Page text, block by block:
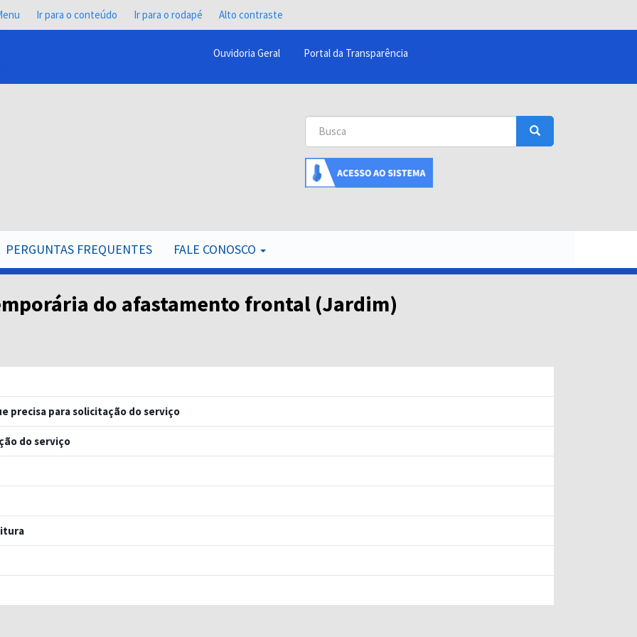
Ir para o conteúdo Ir para o rodapé Alto contraste
Menu
Barra
Ouvidoria Geral Portal da Transparência
Buscar
Busca
Busca
PERGUNTAS FREQUENTES FALE CONOSCO
do afastamento frontal (Jardim)
precisa para solicitação do serviço
do serviço